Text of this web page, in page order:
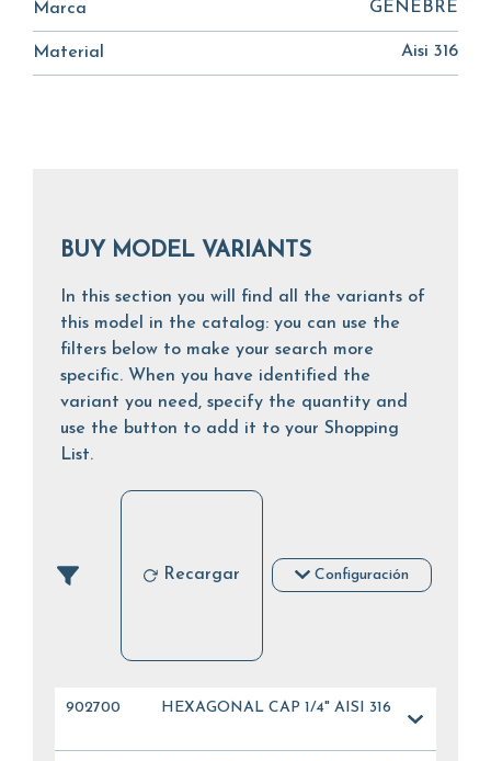
Marca GENEBRE
Material Aisi 316
BUY MODEL VARIANTS
In this section you will find all the variants of
this model in the catalog: you can use the
filters below to make your search more
specific. When you have identified the
variant you need, specify the quantity and
use the button to add it to your Shopping
List.
Recargar Configuración
902700 HEXAGONAL CAP 1/4" AISI 316